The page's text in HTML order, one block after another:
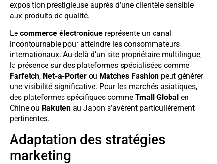
exposition prestigieuse auprès d’une clientèle sensible
aux produits de qualité.
Le commerce électronique représente un canal
incontournable pour atteindre les consommateurs
internationaux. Au-delà d’un site propriétaire multilingue,
la présence sur des plateformes spécialisées comme
Farfetch, Net-a-Porter ou Matches Fashion peut générer
une visibilité significative. Pour les marchés asiatiques,
des plateformes spécifiques comme Tmall Global en
Chine ou Rakuten au Japon s’avèrent particulièrement
pertinentes.
Adaptation des stratégies
marketing